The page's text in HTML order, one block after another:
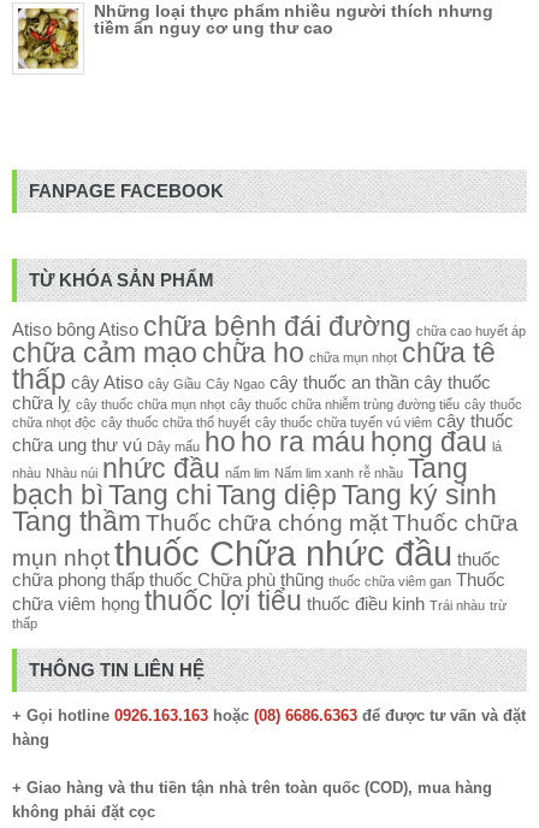
Những loại thực phẩm nhiều người thích nhưng
tiềm ẩn nguy cơ ung thư cao
FANPAGE FACEBOOK
TỪ KHÓA SẢN PHẨM
Atiso bông Atiso chữa bệnh đái đường chữa cao huyết áp
chữa cảm mạo chữa ho chữa mụn nhọt chữa tê
thấp cây Atiso cây Giầu Cây Ngao cây thuốc an thần cây thuốc
chữa lỵ cây thuốc chữa mụn nhọt cây thuốc chữa nhiễm trùng đường tiểu cây thuốc
chữa nhọt độc cây thuốc chữa thổ huyết cây thuốc chữa tuyến vú viêm cây thuốc
chữa ung thư vú Dây mấu ho ho ra máu họng đau lá
nhàu Nhàu núi nhức đầu nấm lim Nấm lim xanh rễ nhầu Tang
bạch bì Tang chi Tang diệp Tang ký sinh
Tang thầm Thuốc chữa chóng mặtThuốc chữa
mụn nhọtthuốc Chữa nhức đầu thuốc
chữa phong thấp thuốc Chữa phù thũng thuốc chữa viêm gan Thuốc
chữa viêm họng thuốc lợi tiểu thuốc điều kinh Trái nhàu trừ
thấp
THÔNG TIN LIÊN HỆ
+ Gọi hotline 0926.163.163 hoặc (08) 6686.6363 để được tư vấn và đặt
hàng
+ Giao hàng và thu tiền tận nhà trên toàn quốc (COD), mua hàng
không phải đặt cọc